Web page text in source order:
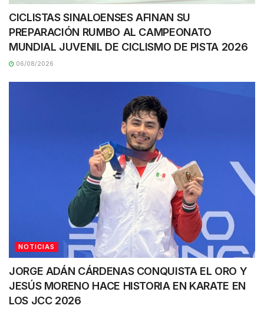
CICLISTAS SINALOENSES AFINAN SU
PREPARACIÓN RUMBO AL CAMPEONATO
MUNDIAL JUVENIL DE CICLISMO DE PISTA 2026
06/08/2026
NOTICIAS
JORGE ADÁN CÁRDENAS CONQUISTA EL ORO Y
JESÚS MORENO HACE HISTORIA EN KARATE EN
LOS JCC 2026